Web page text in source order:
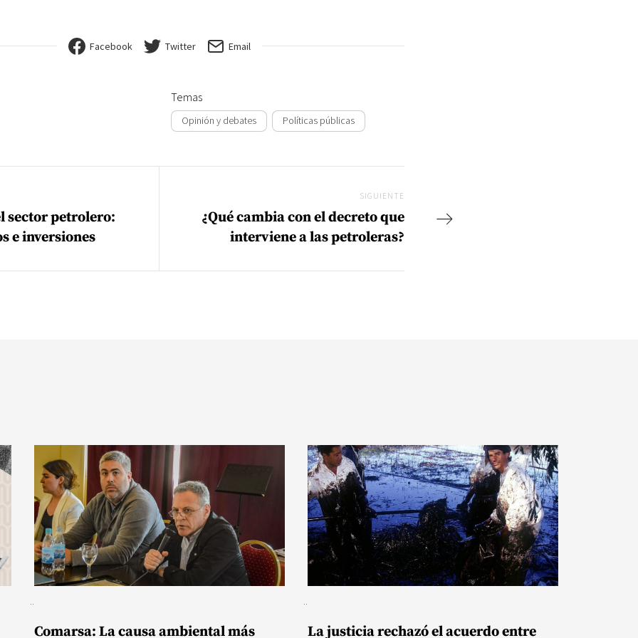
Facebook Twitter Email
Temas
Opinión y debates Políticas públicas
sector petrolero:
e inversiones
SIGUIENTE
¿Qué cambia con el decreto que
interviene a las petroleras?
Comarsa: La causa ambiental más La justicia rechazó el acuerdo entre